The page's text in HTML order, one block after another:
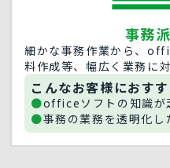
事務
細かな事務作業から、
料作成等、幅広く業務に対
こんなお客様におす
officeソフトの知識が
事務の業務を透明化し